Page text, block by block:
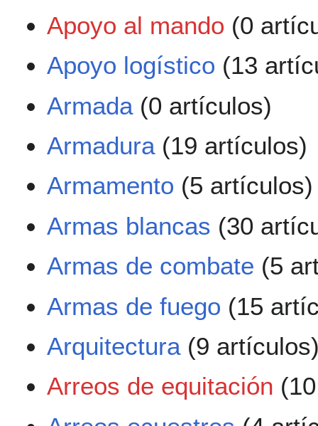
Apoyo al mando (0
Apoyo logístico (13
Armada (0 artículos)
Armadura(19 artículos)
Armamento (5 artículos)
Armas blancas (30
Armas de combate (5
Armas de fuego (15
Arquitectura(9
Arreos de equitación